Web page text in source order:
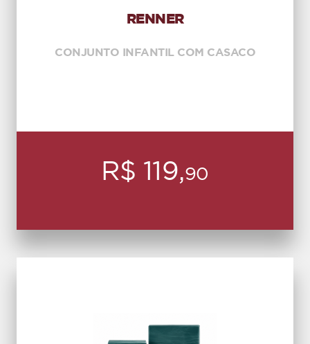
RENNER
CONJUNTO INFANTIL COM CASACO
R$ 119,90